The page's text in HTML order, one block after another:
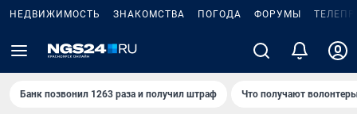
НЕДВИЖИМОСТЬ ЗНАКОМСТВА ПОГОДА ФОРУМЫ
Банк позвонил 1263 раза и получил штраф Что получают